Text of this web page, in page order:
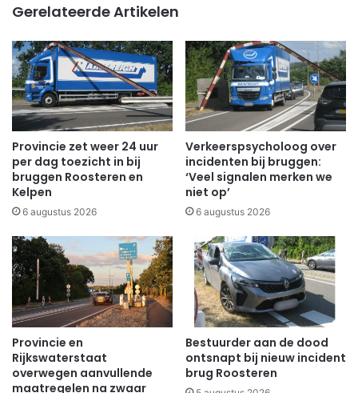
Gerelateerde Artikelen
Provincie zet weer 24 uur
per dag toezicht in bij
bruggen Roosteren en
Kelpen
6 augustus 2026
Verkeerspsycholoog over
incidenten bij bruggen:
‘Veel signalen merken we
niet op’
6 augustus 2026
Provincie en
Rijkswaterstaat
overwegen aanvullende
maatregelen na zwaar
Bestuurder aan de dood
ontsnapt bij nieuw incident
brug Roosteren